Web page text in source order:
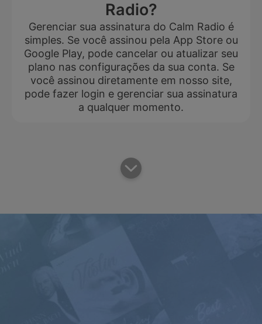
Radio?
Gerenciar sua assinatura do Calm Radio é
simples. Se você assinou pela App Store ou
Google Play, pode cancelar ou atualizar seu
plano nas configurações da sua conta. Se
você assinou diretamente em nosso site,
pode fazer login e gerenciar sua assinatura
a qualquer momento.